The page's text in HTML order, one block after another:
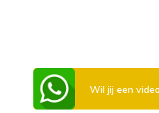
Wil jij een